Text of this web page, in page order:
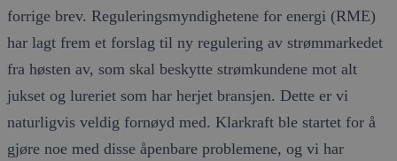
forrige brev. Reguleringsmyndighetene for energi (RME)
har lagt frem et forslag til ny regulering av strømmarkedet
fra høsten av, som skal beskytte strømkundene mot alt
jukset og lureriet som har herjet bransjen. Dette er vi
naturligvis veldig fornøyd med. Klarkraft ble startet for å
gjøre noe med disse åpenbare problemene, og vi har